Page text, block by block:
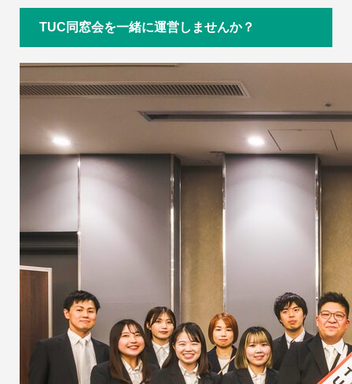
TUC同窓会を一緒に運営しませんか？